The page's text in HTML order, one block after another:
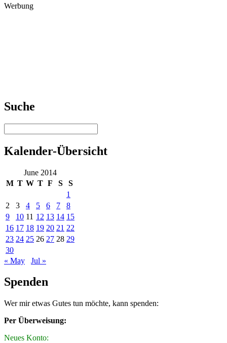
Werbung
Suche
Kalender-Übersicht
June 2014
M T W T F S
S
1
2
3 4 5 6 7
8
9
10 11 12 13 14 15
16 17 18 19 20 21 22
23 24 25 26 27 28 29
30
« May
Jul »
Spenden
Wer mir etwas Gutes tun möchte, kann spenden:
Per Überweisung:
Neues Konto: